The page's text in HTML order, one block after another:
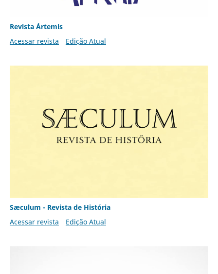
Revista Ártemis
Acessar revista
Edição Atual
Sæculum - Revista de História
Acessar revista
Edição Atual